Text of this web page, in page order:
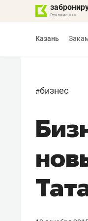
Казань
#бизнес